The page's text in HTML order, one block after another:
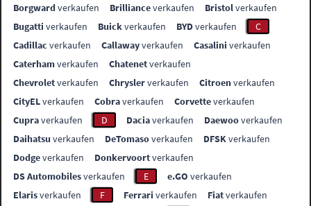
Borgwardverkaufen Brillianceverkaufen Bristolverkaufen
Bugatti verkaufen Buickverkaufen BYDverkaufen
C
Cadillac verkaufen Callawayverkaufen Casalini verkaufen
Caterhamverkaufen Chatenetverkaufen
Chevroletverkaufen Chryslerverkaufen Citroenverkaufen
CityELverkaufen Cobraverkaufen Corvetteverkaufen
Cupraverkaufen D Daciaverkaufen Daewooverkaufen
Daihatsu verkaufen DeTomasoverkaufen DFSKverkaufen
Dodgeverkaufen Donkervoortverkaufen
DS Automobilesverkaufen E e.GO verkaufen
Elarisverkaufen F Ferrari verkaufen Fiatverkaufen